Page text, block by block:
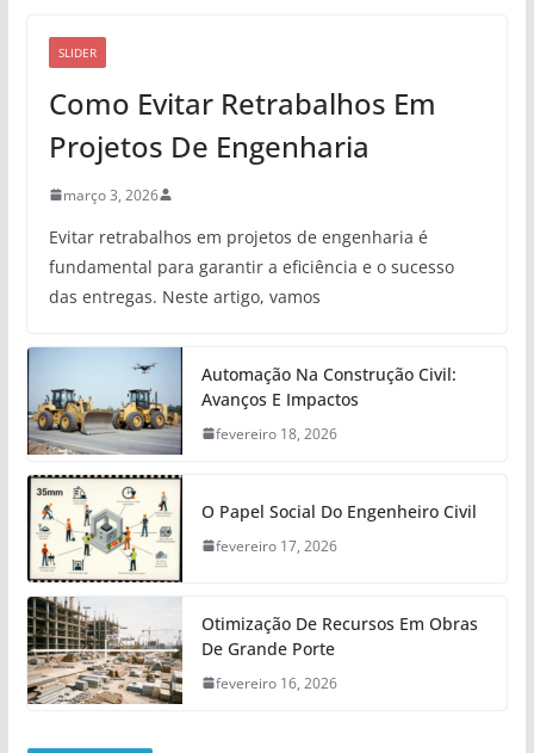
SLIDER
Como Evitar Retrabalhos Em
Projetos De Engenharia
março 3, 2026
Evitar retrabalhos em projetos de engenharia é
fundamental para garantir a eficiência e o sucesso
das entregas. Neste artigo, vamos
Automação Na Construção Civil:
Avanços E Impactos
fevereiro 18, 2026
O Papel Social Do Engenheiro Civil
fevereiro 17, 2026
Otimização De Recursos Em Obras
De Grande Porte
fevereiro 16, 2026